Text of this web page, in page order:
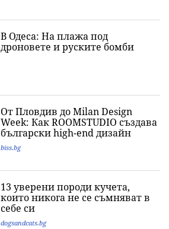
В Одеса: На плажа под
дроновете и руските бомби
От Пловдив до Milan Design
Week: Как ROOMSTUDIO създава
български high-end дизайн
biss.bg
13 уверени породи кучета,
които никога не се съмняват в
себе си
dogsandcats.bg